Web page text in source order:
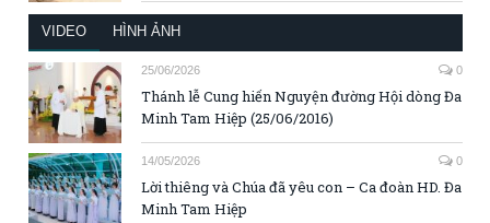
VIDEO HÌNH ẢNH
25/06/2026 0
Thánh lễ Cung hiến Nguyện đường Hội dòng Đa
Minh Tam Hiệp (25/06/2016)
14/05/2026 0
Lời thiêng và Chúa đã yêu con – Ca đoàn HD. Đa
Minh Tam Hiệp